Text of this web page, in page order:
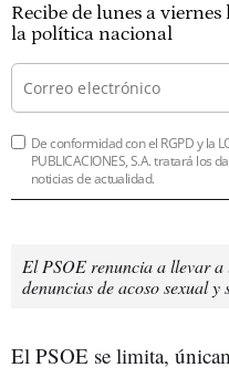
Recibe de lunes a
la política nacional
De conformidad con el RGPD y la
PUBLICACIONES, S.A. tratará los
noticias de actualidad.
El PSOE renuncia a llevar
denuncias de acoso sexual
El PSOE se limita,